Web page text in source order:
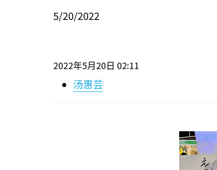
5/20/2022
2022年5月 20 日 02:11
汤惠芸